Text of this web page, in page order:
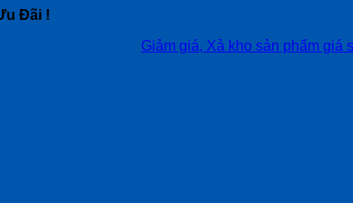
Đãi !
Giảm giá, Xả kho sản phẩm giá siêu